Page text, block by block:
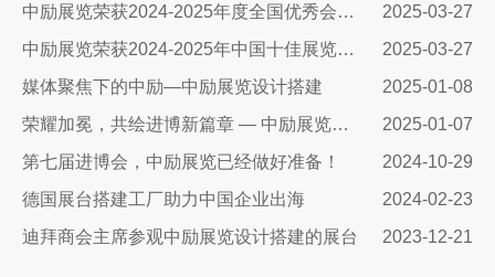
‌中励展览荣获2024-2025年度全国优秀会展服务奖‌
2025-03-27
中励展览荣获2024-2025年中国十佳展览设计工程企业称号‌
2025-03-27
媒体聚焦下的中励—中励展览设计搭建
2025-01-08
荣耀加冕，共绘进博新篇章 — 中励展览荣获2024年度进博会贡献奖
2025-01-07
第七届进博会，中励展览已经做好准备！
2024-10-29
德国展台搭建工厂助力中国企业出海
2024-02-23
迪拜商会主席参观中励展览设计搭建的展台
2023-12-21